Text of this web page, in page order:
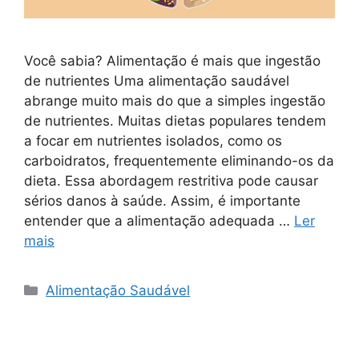
Você sabia? Alimentação é mais que ingestão
de nutrientes Uma alimentação saudável
abrange muito mais do que a simples ingestão
de nutrientes. Muitas dietas populares tendem
a focar em nutrientes isolados, como os
carboidratos, frequentemente eliminando-os da
dieta. Essa abordagem restritiva pode causar
sérios danos à saúde. Assim, é importante
entender que a alimentação adequada … Ler
mais
Categorias
Alimentação Saudável